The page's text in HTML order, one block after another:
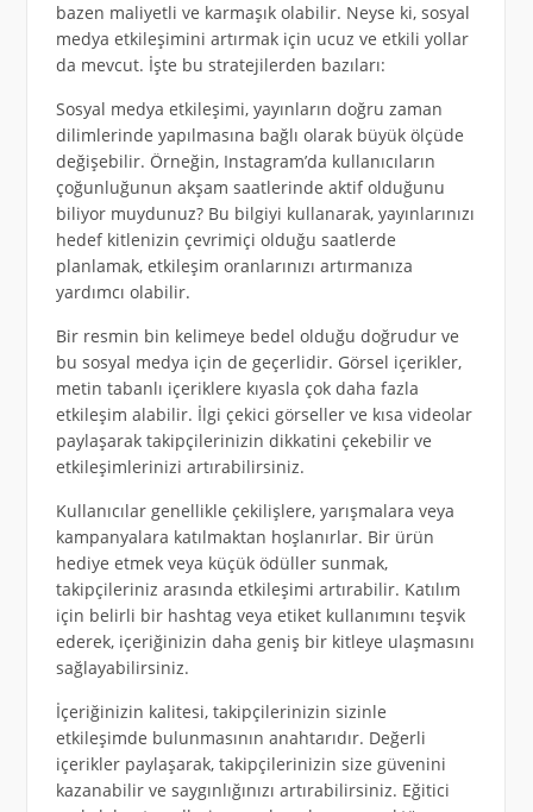
bazen maliyetli ve karmaşık olabilir. Neyse ki, sosyal
medya etkileşimini artırmak için ucuz ve etkili yollar
da mevcut. İşte bu stratejilerden bazıları:
Sosyal medya etkileşimi, yayınların doğru zaman
dilimlerinde yapılmasına bağlı olarak büyük ölçüde
değişebilir. Örneğin, Instagram’da kullanıcıların
çoğunluğunun akşam saatlerinde aktif olduğunu
biliyor muydunuz? Bu bilgiyi kullanarak, yayınlarınızı
hedef kitlenizin çevrimiçi olduğu saatlerde
planlamak, etkileşim oranlarınızı artırmanıza
yardımcı olabilir.
Bir resmin bin kelimeye bedel olduğu doğrudur ve
bu sosyal medya için de geçerlidir. Görsel içerikler,
metin tabanlı içeriklere kıyasla çok daha fazla
etkileşim alabilir. İlgi çekici görseller ve kısa videolar
paylaşarak takipçilerinizin dikkatini çekebilir ve
etkileşimlerinizi artırabilirsiniz.
Kullanıcılar genellikle çekilişlere, yarışmalara veya
kampanyalara katılmaktan hoşlanırlar. Bir ürün
hediye etmek veya küçük ödüller sunmak,
takipçileriniz arasında etkileşimi artırabilir. Katılım
için belirli bir hashtag veya etiket kullanımını teşvik
ederek, içeriğinizin daha geniş bir kitleye ulaşmasını
sağlayabilirsiniz.
İçeriğinizin kalitesi, takipçilerinizin sizinle
etkileşimde bulunmasının anahtarıdır. Değerli
içerikler paylaşarak, takipçilerinizin size güvenini
kazanabilir ve saygınlığınızı artırabilirsiniz. Eğitici